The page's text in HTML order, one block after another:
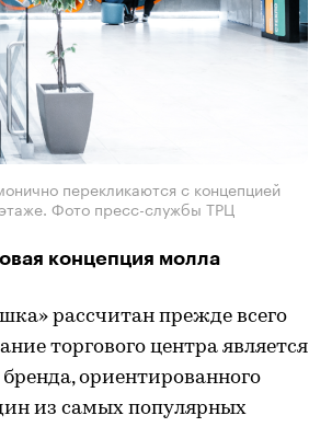
перекликаются с концепцией
Фото пресс-службы ТРЦ
концепция молла
рассчитан прежде всего
торгового центра является
ориентированного
из самых популярных